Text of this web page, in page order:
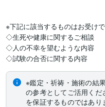
※下記に該当するものはお受け
◇生死や健康に関するご相談
◇人の不幸を望むような内容
◇試験の合否に関する内容
※鑑定・祈祷・施術の結
の参考としてご活用く
を保証するものではあ